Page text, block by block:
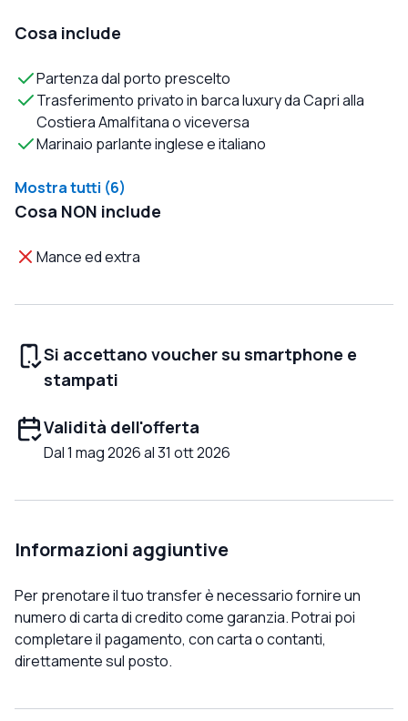
Cosa include
Partenza dal porto prescelto
Trasferimento privato in barca luxury da Capri alla
Costiera Amalfitana o viceversa
Marinaio parlante inglese e italiano
Mostra tutti (6)
Cosa NON include
Mance ed extra
Si accettano voucher su smartphone e
stampati
Validità dell'offerta
Dal 1 mag 2026 al 31 ott 2026
Informazioni aggiuntive
Per prenotare il tuo transfer è necessario fornire un
numero di carta di credito come garanzia. Potrai poi
completare il pagamento, con carta o contanti,
direttamente sul posto.